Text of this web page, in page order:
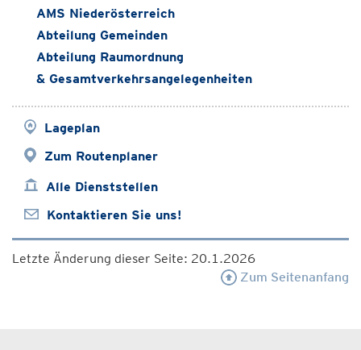
AMS Niederösterreich
Abteilung Gemeinden
Abteilung Raumordnung
& Gesamtverkehrsangelegenheiten
Lageplan
Zum Routenplaner
Alle Dienststellen
Kontaktieren Sie uns!
Letzte Änderung dieser Seite: 20.1.2026
Zum Seitenanfang